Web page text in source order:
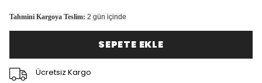
Tahmini Kargoya Teslim: 2 gün içinde
SEPETE EKLE
Ücretsiz Kargo